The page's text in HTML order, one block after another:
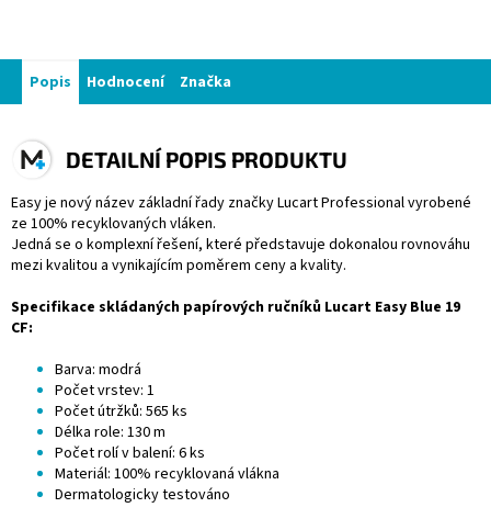
Popis Hodnocení Značka
DETAILNÍ POPIS PRODUKTU
Easy je nový název základní řady značky Lucart Professional vyrobené
ze 100% recyklovaných vláken.
Jedná se o komplexní řešení, které představuje dokonalou rovnováhu
mezi kvalitou a vynikajícím poměrem ceny a kvality.
Specifikace skládaných papírových ručníků Lucart Easy Blue 19
CF:
Barva: modrá
Počet vrstev: 1
Počet útržků: 565 ks
Délka role: 130 m
Počet rolí v balení: 6 ks
Materiál: 100% recyklovaná vlákna
Dermatologicky testováno